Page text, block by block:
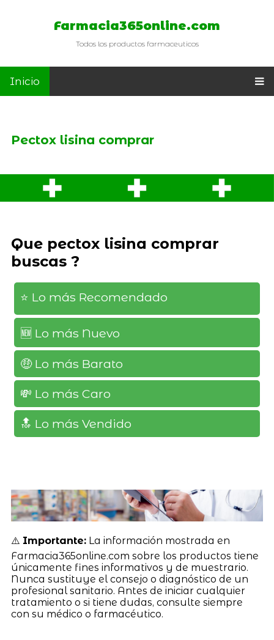
Farmacia365online.com
Todos los productos farmaceuticos
Inicio
Pectox lisina comprar
Que pectox lisina comprar
buscas ?
⭐️ Lo más Recomendado
🆕️ Lo más Nuevo
🤑 Lo más Barato
💸 Lo más Caro
🔝 Lo más Vendido
⚠️ Importante:La información mostrada en
Farmacia365online.com sobre los productos tiene
únicamente fines informativos y de muestrario.
Nunca sustituye el consejo o diagnóstico de un
profesional sanitario. Antes de iniciar cualquier
tratamiento o si tiene dudas, consulte siempre
con su médico o farmacéutico.